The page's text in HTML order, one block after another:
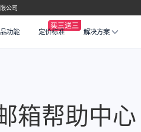
公司
功能 定价标准 解决方案
箱帮助中心